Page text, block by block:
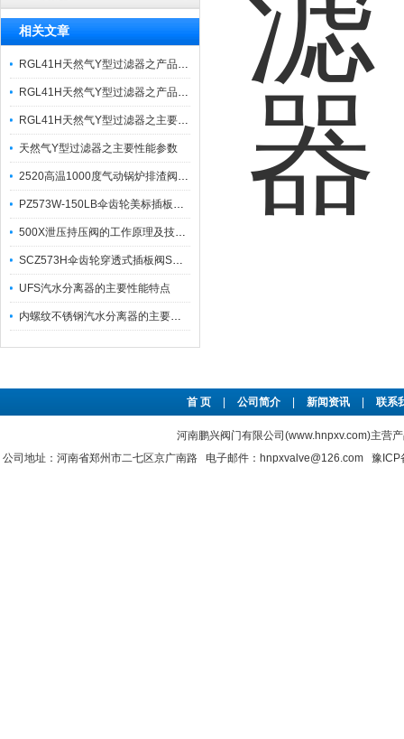
相关文章
RGL41H天然气Y型过滤器之产品特性与应用
RGL41H天然气Y型过滤器之产品性能参数与应用
RGL41H天然气Y型过滤器之主要产品特性有哪些？
天然气Y型过滤器之主要性能参数
2520高温1000度气动锅炉排渣阀刀闸阀310S之主要特性
PZ573W-150LB伞齿轮美标插板阀之产品特点与工作原理
500X泄压持压阀的工作原理及技术性能参数
SCZ573H伞齿轮穿透式插板阀SCZ573F之产品优点与应用
UFS汽水分离器的主要性能特点
内螺纹不锈钢汽水分离器的主要特性及安装说明
首 页 公司简介 新闻资讯 联系
河南鹏兴阀门有限公司(www.hnpxv.com)主营
公司地址：河南省郑州市二七区京广南路 电子邮件：hnpxvalve@126.com 豫ICP